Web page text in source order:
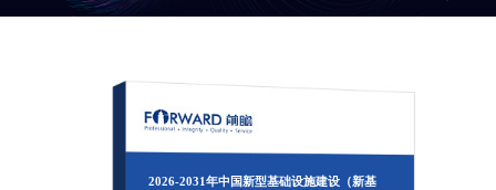
2026-2031年中国新型基础设施建设（新基